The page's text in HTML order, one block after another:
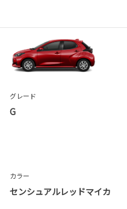
グレード
G
カラー
センシュアルレッドマイカ